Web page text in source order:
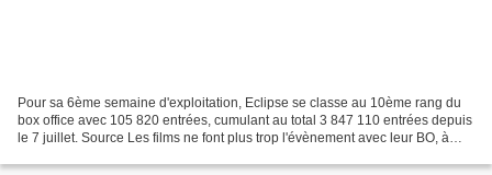
Pour sa 6ème semaine d'exploitation, Eclipse se classe au 10ème rang du
box office avec 105 820 entrées, cumulant au total 3 847 110 entrées depuis
le 7 juillet. Source Les films ne font plus trop l'évènement avec leur BO, à